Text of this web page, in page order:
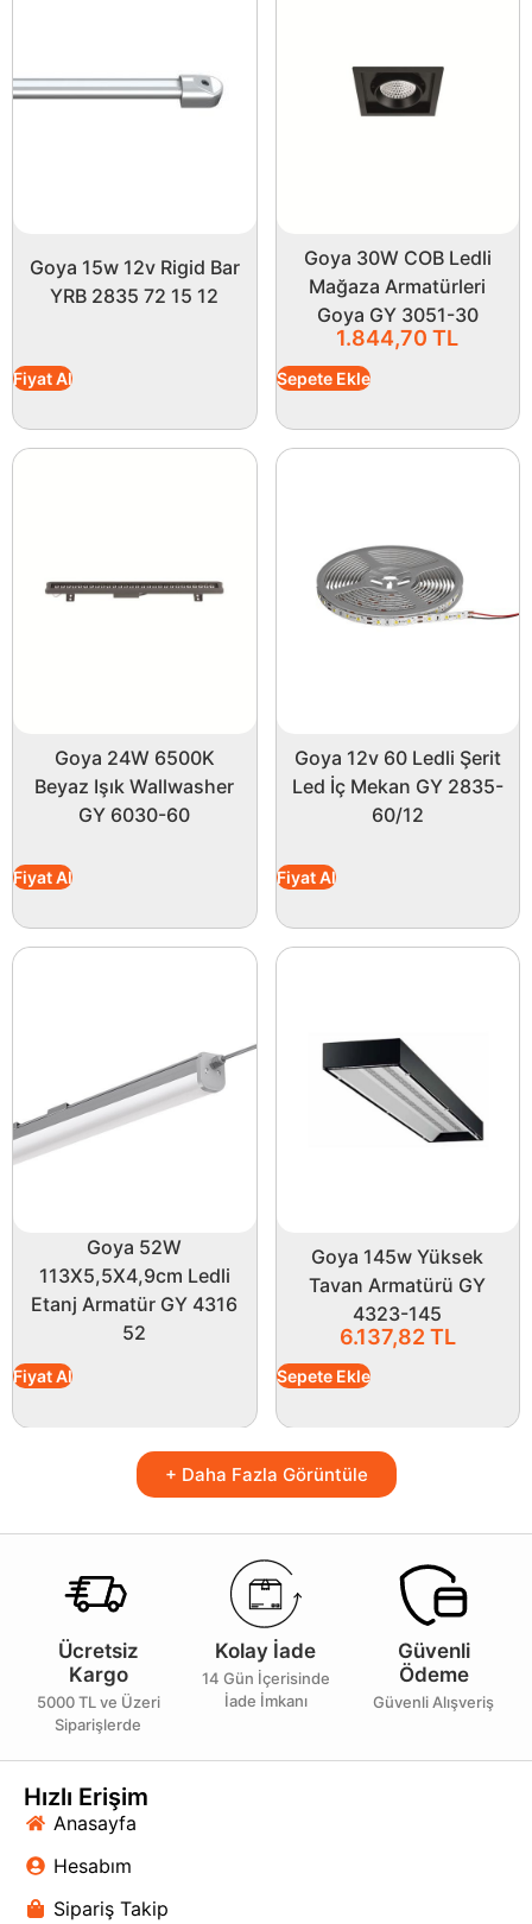
Goya 15w 12v Rigid Bar
YRB 2835 72 15 12
Fiyat Al
Goya 30W COB Ledli
Mağaza Armatürleri
Goya GY 3051-30
1.844,70 TL
Sepete Ekle
Goya 24W 6500K
Beyaz Işık Wallwasher
GY 6030-60
Fiyat Al
Goya 12v 60 Ledli Şerit
Led İç Mekan GY 2835-
60/12
Fiyat Al
Goya 52W
113X5,5X4,9cm Ledli
Etanj Armatür GY 4316
52
Fiyat Al
Goya 145w Yüksek
Tavan Armatürü GY
4323-145
6.137,82TL
Sepete Ekle
+ Daha Fazla Görüntüle
Ücretsiz
Kargo
5000 TL ve Üzeri
Siparişlerde
Kolay İade
14 Gün İçerisinde
İade İmkanı
Güvenli
Ödeme
Güvenli Alışveriş
Hızlı Erişim
Anasayfa
Hesabım
Sipariş Takip